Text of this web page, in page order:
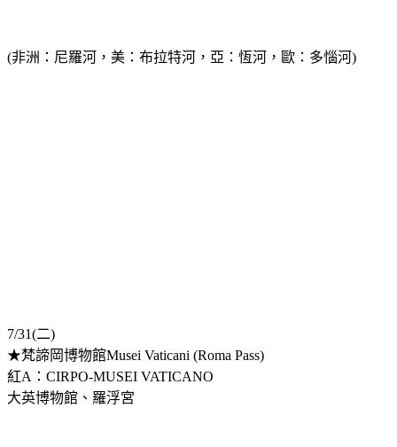
(非洲：尼羅河，美：布拉特河，亞：恆河，歐：多惱河)
7/31(二)
★梵諦岡博物館Musei Vaticani (Roma Pass)
紅A：CIRPO-MUSEI VATICANO
大英博物館、羅浮宮